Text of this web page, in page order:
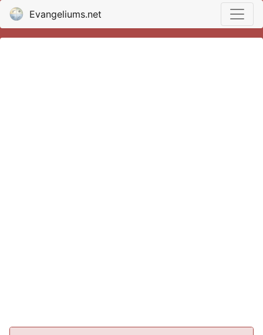
Evangeliums.net